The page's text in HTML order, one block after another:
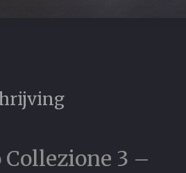
Collezione 3 –